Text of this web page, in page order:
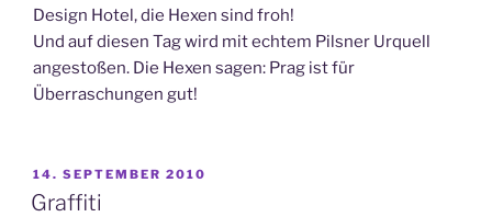
Design Hotel, die Hexen sind froh!
Und auf diesen Tag wird mit echtem Pilsner Urquell
angestoßen. Die Hexen sagen: Prag ist für
Überraschungen gut!
VERÖFFENTLICHT
AM
14. SEPTEMBER 2010
Graffiti